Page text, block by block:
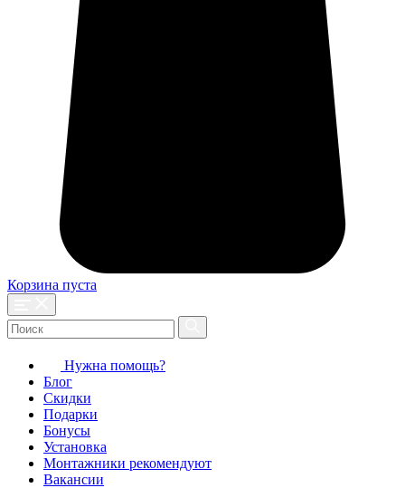
Корзина пуста
Нужна помощь?
Блог
Скидки
Подарки
Бонусы
Установка
Монтажники рекомендуют
Вакансии